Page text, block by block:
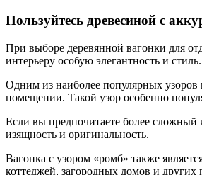
Пользуйтесь древесиной с
При выборе деревянной вагонки для
интерьеру особую элегантность и стиль.
Одним из наиболее популярных узоров
помещении. Такой узор особенно
Если вы предпочитаете более сложный
изящность и оригинальность.
Вагонка с узором «ромб» также
коттеджей, загородных домов и других